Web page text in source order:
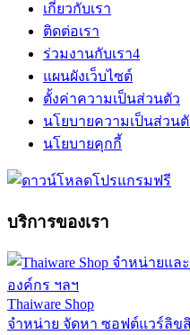
เกี่ยวกับเรา
ติดต่อเรา
ร่วมงานกับเรา4
แผนผังเว็บไซต์
ตั้งค่าความเป็นส่วนตัว
นโยบายความเป็นส่วน
นโยบายคุกกี้
บริการของเรา
Thaiware Shop
จำหน่าย จัดหา ซอฟต์แวร์ลิข